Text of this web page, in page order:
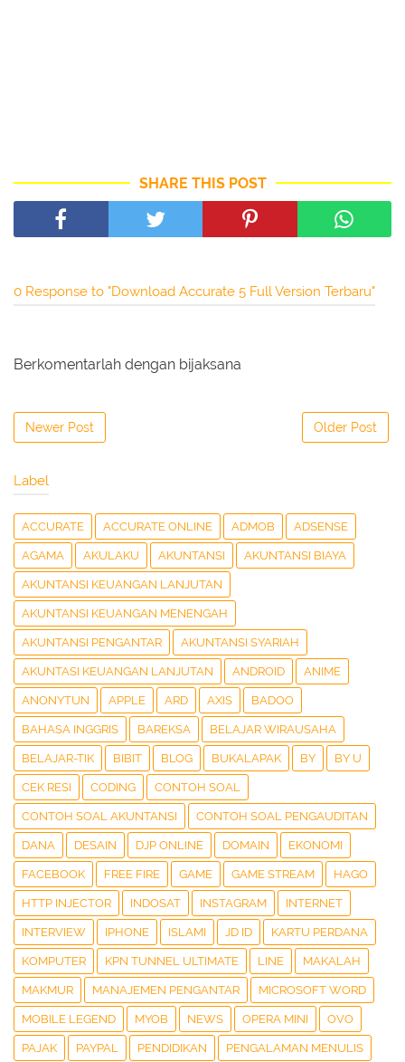
SHARE THIS POST
0 Response to "Download Accurate 5 Full Version Terbaru"
Berkomentarlah dengan bijaksana
Newer Post Older Post
Label
ACCURATE ACCURATE ONLINE ADMOB ADSENSE
AGAMA AKULAKU AKUNTANSI AKUNTANSI BIAYA
AKUNTANSI KEUANGAN LANJUTAN
AKUNTANSI KEUANGAN MENENGAH
AKUNTANSI PENGANTAR AKUNTANSI SYARIAH
AKUNTASI KEUANGAN LANJUTAN ANDROID ANIME
ANONYTUN APPLE ARD AXIS BADOO
BAHASA INGGRIS BAREKSA BELAJAR WIRAUSAHA
BELAJAR-TIK BIBIT BLOG BUKALAPAK BY BY U
CEK RESI CODING CONTOH SOAL
CONTOH SOAL AKUNTANSI CONTOH SOAL PENGAUDITAN
DANA DESAIN DJP ONLINE DOMAIN EKONOMI
FACEBOOK FREE FIRE GAME GAME STREAM HAGO
HTTP INJECTOR INDOSAT INSTAGRAM INTERNET
INTERVIEW IPHONE ISLAMI JD ID KARTU PERDANA
KOMPUTER KPN TUNNEL ULTIMATE LINE MAKALAH
MAKMUR MANAJEMEN PENGANTAR MICROSOFT WORD
MOBILE LEGEND MYOB NEWS OPERA MINI OVO
PAJAK PAYPAL PENDIDIKAN PENGALAMAN MENULIS